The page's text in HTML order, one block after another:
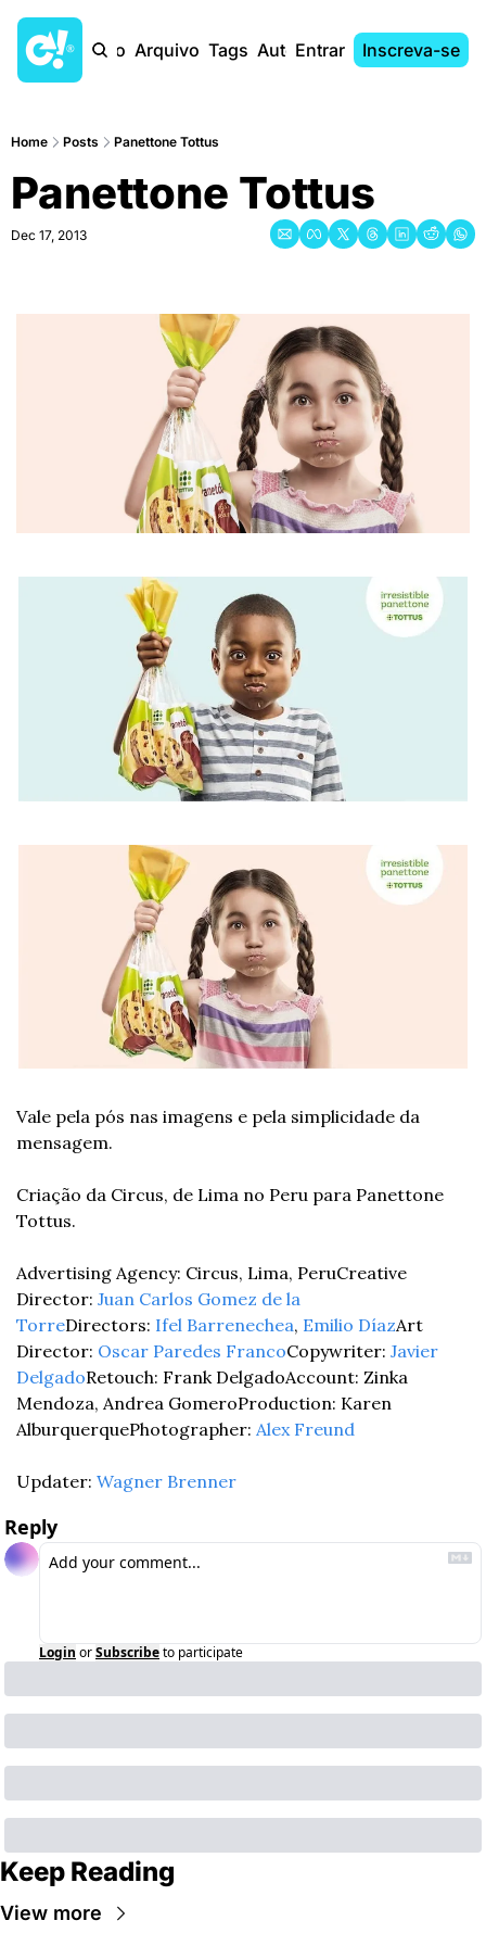
Início Arquivo Tags AutoresEntrar Inscreva-se
Home Posts Panettone Tottus
Panettone Tottus
Dec 17, 2013
Vale pela pós nas imagens e pela simplicidade da
mensagem.
Criação da Circus, de Lima no Peru para Panettone
Tottus.
Advertising Agency: Circus, Lima, PeruCreative
Director: Juan Carlos Gomez de la
TorreDirectors: Ifel Barrenechea, Emilio DíazArt
Director: Oscar Paredes FrancoCopywriter: Javier
DelgadoRetouch: Frank DelgadoAccount: Zinka
Mendoza, Andrea GomeroProduction: Karen
AlburquerquePhotographer: Alex Freund
Updater: Wagner Brenner
Reply
Login orSubscribeto participate
Keep Reading
View more